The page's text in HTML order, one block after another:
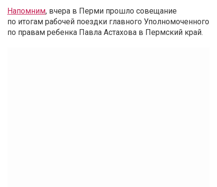
Напомним, вчера в Перми прошло совещание
по итогам рабочей поездки главного Уполномоченного
по правам ребенка Павла Астахова в Пермский край.